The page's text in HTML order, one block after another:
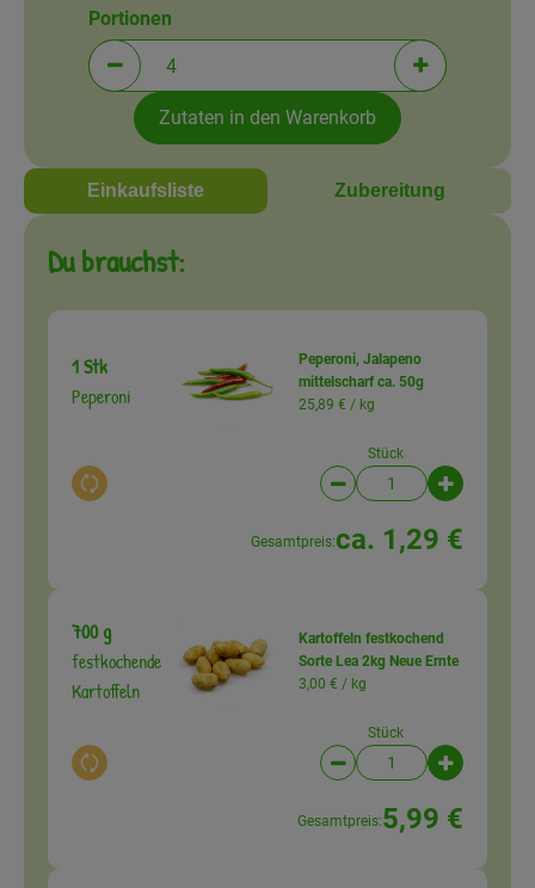
Portionen verringern (aktuell 4 Portionen
Portionen
Portionen
Zutaten in den Warenkorb
Einkaufsliste Zubereitung
Du brauchst:
1 Stk
Peperoni
Auswahl ändern
Peperoni, Jalapeno
mittelscharf ca. 50g
25,89 € / kg
Stück
Artikelanzahl
Gesamtpreis:ca. 1,29 €
700 g
festkochende
Kartoffeln
Auswahl ändern
Kartoffeln festkochend
Sorte Lea 2kg Neue Ernte
3,00 € / kg
Stück
Artikelanzahl
Gesamtpreis:5,99 €